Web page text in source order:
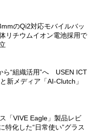
のQi2対応モバイルバッ
リチウムイオン電池採用で
ら“組織活用”へ USEN ICT
新メディア「AI-Clutch」
「VIVE Eagle」製品レビ
化した“日常使い”グラス